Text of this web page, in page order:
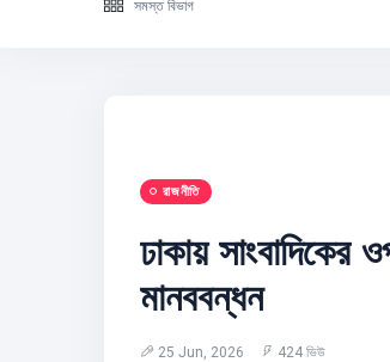
সমস্ত বিভাগ
রাজনীতি
ঢাকায় সাংবাদিকের
মানববন্ধন
25 Jun, 2026 424 ভিউ